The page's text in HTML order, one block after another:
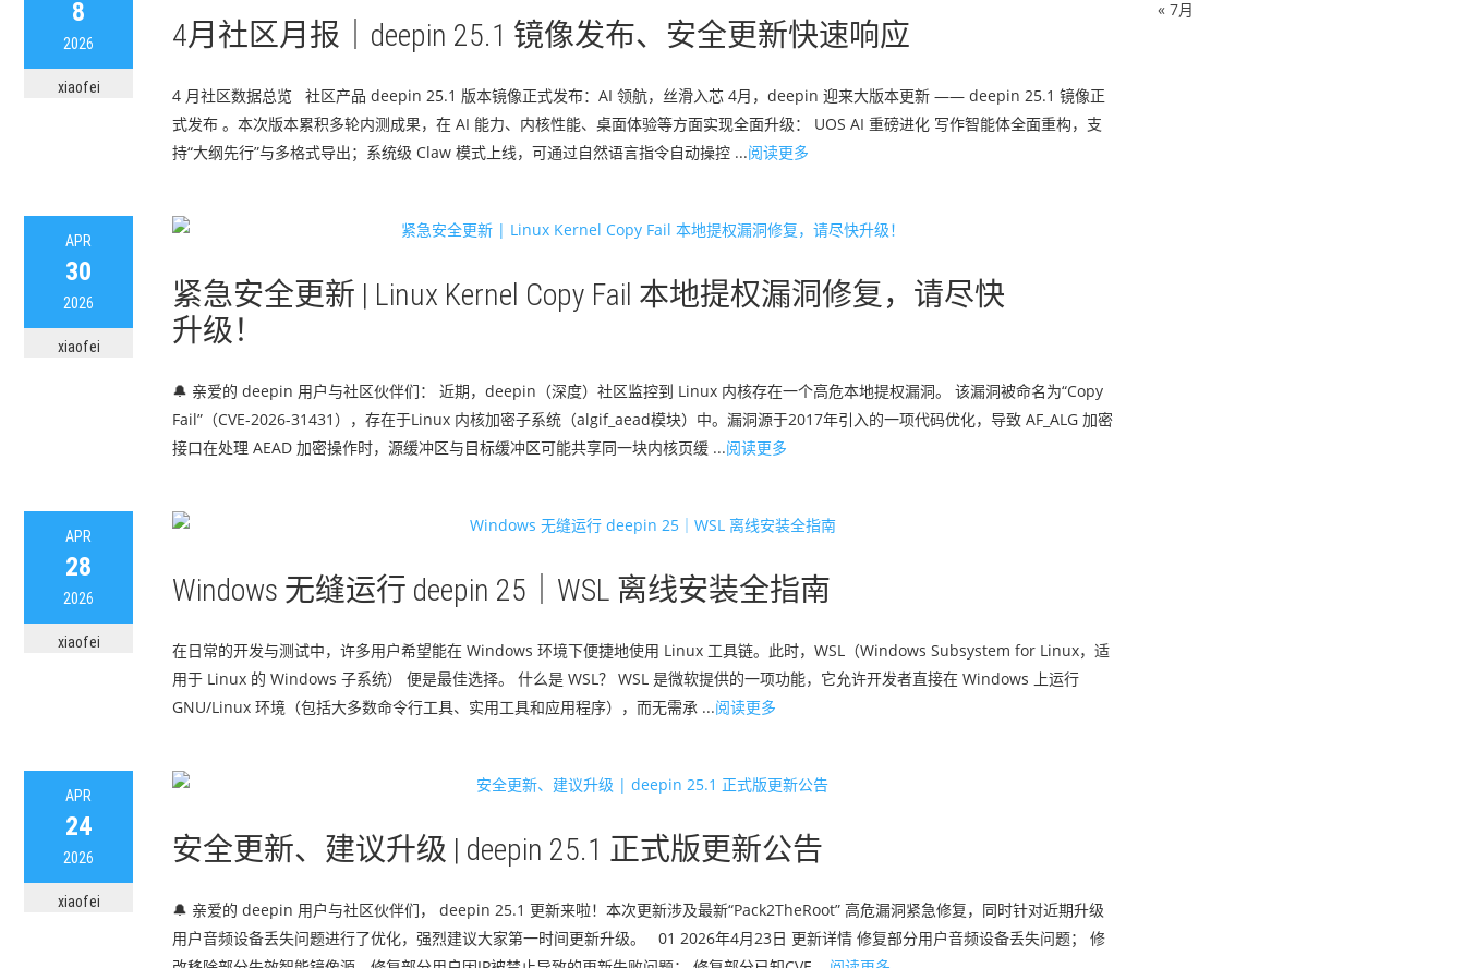
8
2026
xiaofei
4月社区月报｜deepin 25.1 镜像发布、安全更新快速响应
4 月社区数据总览 社区产品 deepin 25.1 版本镜像正式发布：AI 领航，丝滑入芯 4月，deepin 迎来大版本更新 —— deepin 25.1 镜像正
式发布 。本次版本累积多轮内测成果，在 AI 能力、内核性能、桌面体验等方面实现全面升级： UOS AI 重磅进化 写作智能体全面重构，支
持“大纲先行”与多格式导出；系统级 Claw 模式上线，可通过自然语言指令自动操控 ...阅读更多
APR
30
2026
xiaofei
紧急安全更新 | Linux Kernel Copy Fail 本地提权漏洞修复，请尽快
升级！
🔔 亲爱的 deepin 用户与社区伙伴们： 近期，deepin（深度）社区监控到 Linux 内核存在一个高危本地提权漏洞。 该漏洞被命名为“Copy
Fail”（CVE-2026-31431），存在于Linux 内核加密子系统（algif_aead模块）中。漏洞源于2017年引入的一项代码优化，导致 AF_ALG 加密
接口在处理 AEAD 加密操作时，源缓冲区与目标缓冲区可能共享同一块内核页缓 ...阅读更多
APR
28
2026
xiaofei
Windows 无缝运行 deepin 25｜WSL 离线安装全指南
在日常的开发与测试中，许多用户希望能在 Windows 环境下便捷地使用 Linux 工具链。此时，WSL（Windows Subsystem for Linux，适
用于 Linux 的 Windows 子系统） 便是最佳选择。 什么是 WSL？ WSL 是微软提供的一项功能，它允许开发者直接在 Windows 上运行
GNU/Linux 环境（包括大多数命令行工具、实用工具和应用程序），而无需承 ...阅读更多
APR
24
2026
xiaofei
安全更新、建议升级 | deepin 25.1 正式版更新公告
🔔 亲爱的 deepin 用户与社区伙伴们， deepin 25.1 更新来啦！本次更新涉及最新“Pack2TheRoot” 高危漏洞紧急修复，同时针对近期升级
用户音频设备丢失问题进行了优化，强烈建议大家第一时间更新升级。 01 2026年4月23日 更新详情 修复部分用户音频设备丢失问题； 修
« 7月